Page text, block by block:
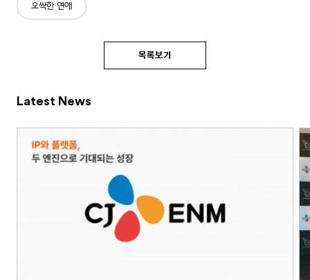
오싹한 연애
목록보기
Latest News